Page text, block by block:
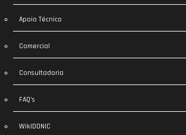
Apoio Técnico
Comercial
Consultadoria
FAQ’s
WikIDONIC